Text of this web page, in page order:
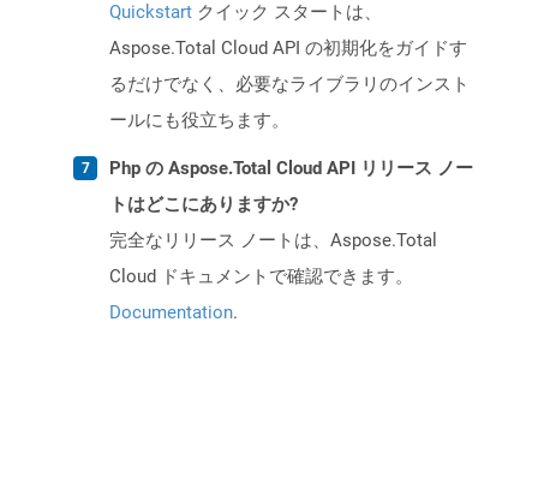
Quickstart クイック スタートは、
Aspose.Total Cloud API の初期化をガイドす
るだけでなく、必要なライブラリのインスト
ールにも役立ちます。
Php の Aspose.Total Cloud API リリース ノー
トはどこにありますか?
完全なリリース ノートは、Aspose.Total
Cloud ドキュメントで確認できます。
Documentation.